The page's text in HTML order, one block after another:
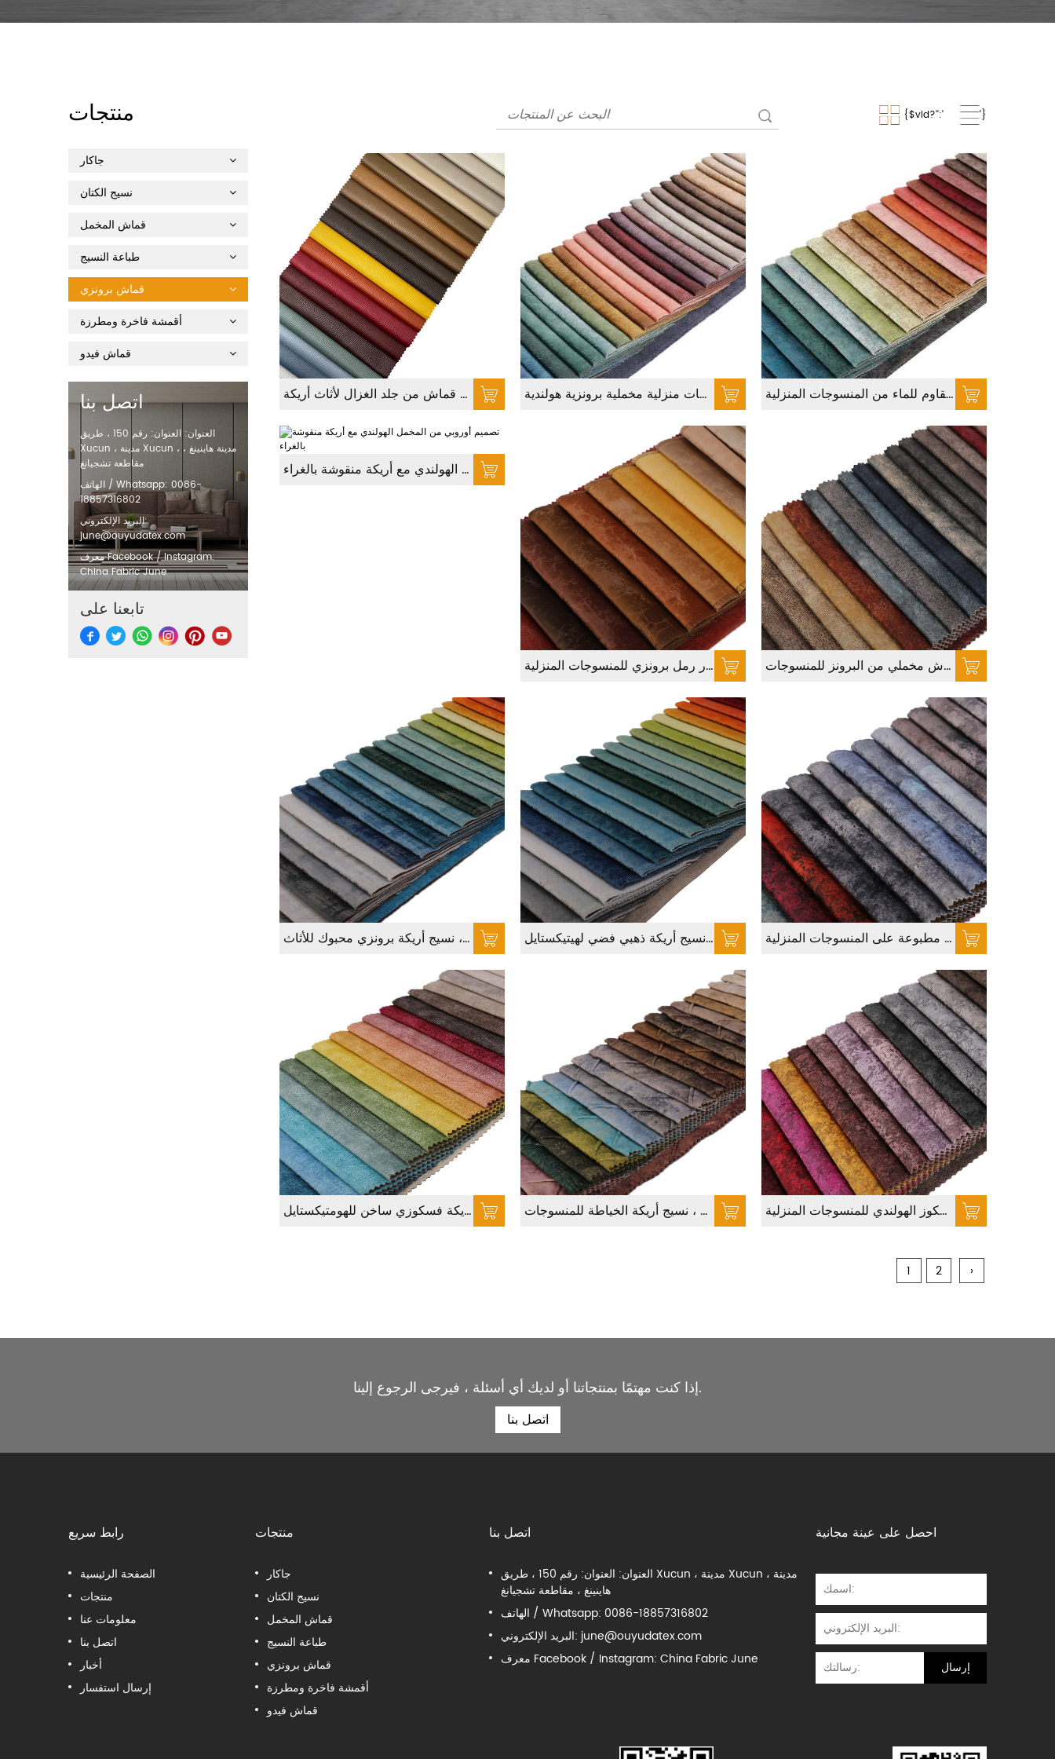
منتجات
جاكار
نسيج الكتان
قماش المخمل
طباعة النسيج
قماش برونزي
أقمشة فاخرة ومطرزة
قماش فيدو
اتصل بنا
العنوان: العنوان: رقم 150 ، طريق
Xucun ، مدينة Xucun ، مدينة هاينينغ ،
مقاطعة تشجيانغ
الهاتف / Whatsapp: 0086-
18857316802
البريد الإلكتروني:
june@ouyudatex.com
معرف Facebook / Instagram:
China Fabric June
تابعنا على
{$vid?'':' '}
نسيج من جلد الغزال الصيني ، نسيج مخملي من جلد الغزال ، قماش قماش من جلد الغزال لأثاث أريكة نسيج أريكة عالي الجودة ، منسوجات منزلية مخملية برونزية هولندية قماش صوفا عالي الجودة ، مخمل أريكة مقاوم للماء من المنسوجات المنزلية
تصميم أوروبي من المخمل الهولندي مع أريكة منقوشة بالغراء
قماش برونزي ذهبي ، إصدار رمل برونزي للمنسوجات المنزلية نسيج برونزي محبوك ، قماش مخملي من البرونز للمنسوجات
نسيج هولندي فضي برونزي ، نسيج أريكة برونزي محبوك للأثاث نسيج أريكة الحياكة البرنز ، نسيج أريكة ذهبي فضي لهيتيكستايل قماش فسكوزي محبوك ، أريكة فسكوز مطبوعة على المنسوجات المنزلية
فيسكوز هولاند المخمل ، قماش أريكة فسكوزي ساخن للهومتيكستايل طباعة قماش الأريكة الذهبي ، نسيج أريكة الخياطة للمنسوجات قماش فيسكوز مطبوع ، قماش تنجيد من الفيسكوز الهولندي للمنسوجات المنزلية
1 2 ›
إذا كنت مهتمًا بمنتجاتنا أو لديك أي أسئلة ، فيرجى الرجوع إلينا.
اتصل بنا
WhatsApp
عبر الإنترنت
Instagram
رابط سريع
الصفحة الرئيسية
منتجات
معلومات عنا
اتصل بنا
أخبار
إرسال استفسار
منتجات
جاكار
نسيج الكتان
قماش المخمل
طباعة النسيج
قماش برونزي
أقمشة فاخرة ومطرزة
قماش فيدو
اتصل بنا
العنوان: العنوان: رقم 150 ، طريق Xucun ، مدينة Xucun ، مدينة
هاينينغ ، مقاطعة تشجيانغ
الهاتف / Whatsapp: 0086-18857316802
البريد الإلكتروني: june@ouyudatex.com
معرف Facebook / Instagram: China Fabric June
احصل على عينة مجانية